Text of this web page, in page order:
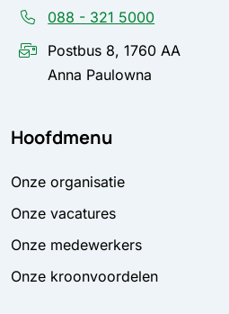
088 - 321 5000
Postbus 8, 1760 AA
Anna Paulowna
Hoofdmenu
Onze organisatie
Onze vacatures
Onze medewerkers
Onze kroonvoordelen